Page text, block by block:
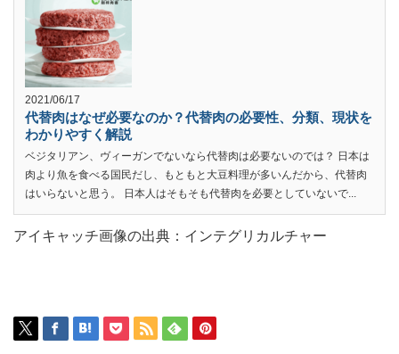
2021/06/17
代替肉はなぜ必要なのか？代替肉の必要性、分類、現状を
わかりやすく解説
ベジタリアン、ヴィーガンでないなら代替肉は必要ないのでは？ 日本は
肉より魚を食べる国民だし、もともと大豆料理が多いんだから、代替肉
はいらないと思う。 日本人はそもそも代替肉を必要としていないで...
アイキャッチ画像の出典：インテグリカルチャー